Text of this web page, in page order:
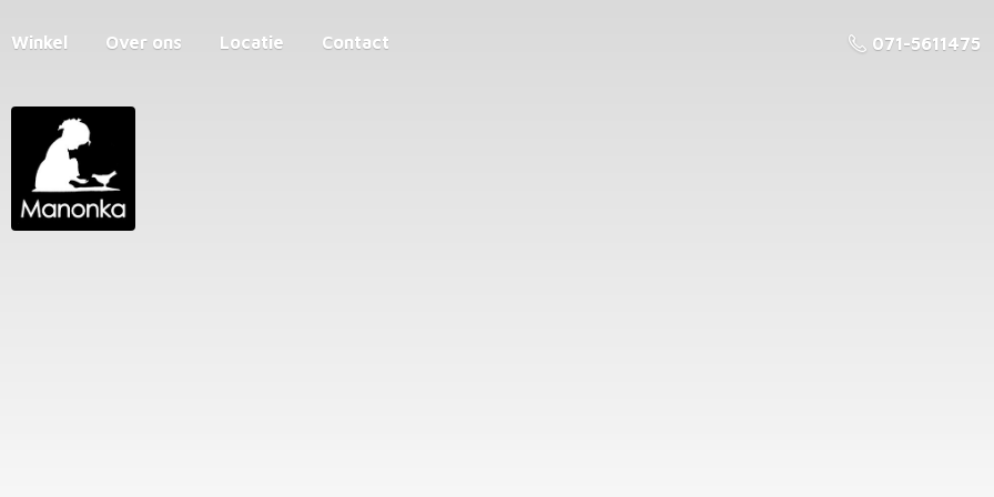
Winkel Over ons Locatie Contact 071-5611475